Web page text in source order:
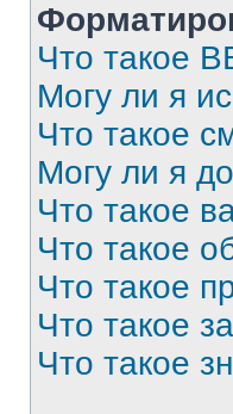
Что такое
Могу ли я
Что такое
Могу ли я
Что такое
Что такое
Что такое
Что такое
Что такое